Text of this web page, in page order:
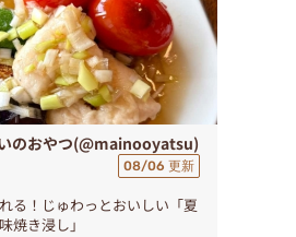
のおやつ(@mainooyatsu)
08/06 更新
る！じゅわっとおいしい「夏
焼き浸し」